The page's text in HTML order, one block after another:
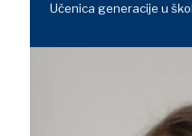
Učenica generacije u